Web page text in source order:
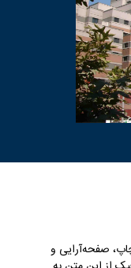
صفحه‌آرایی و